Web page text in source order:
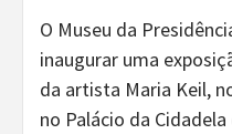
O Museu da
inaugurar uma
da artista Maria Keil,
no Palácio da Cidadela